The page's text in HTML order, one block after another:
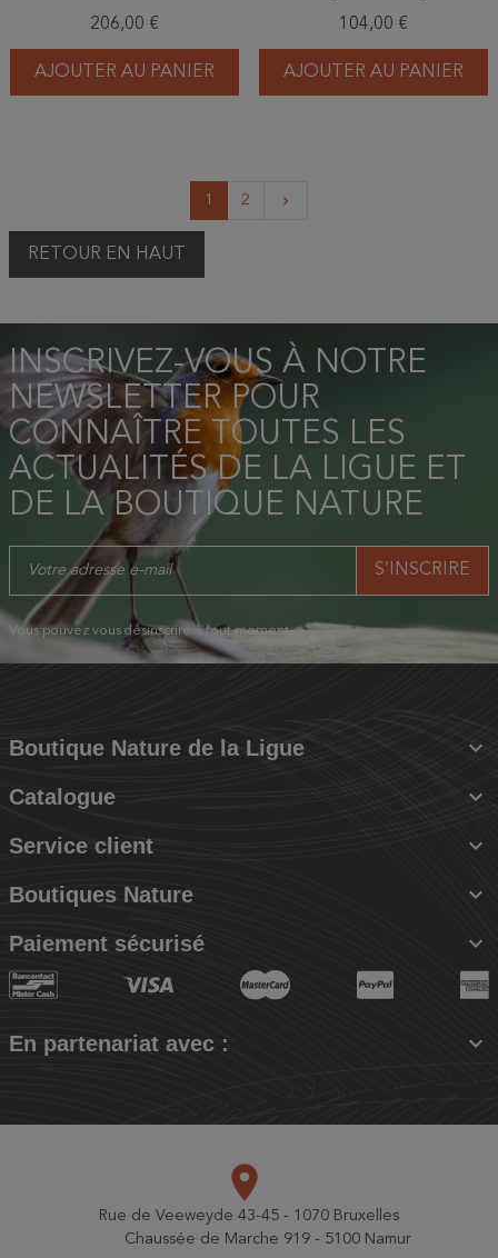
615/8)
206,00 €
AJOUTER AU PANIER
Schwegler (N°19 - 620/2)
104,00 €
AJOUTER AU PANIER
1 2 keyboard_arrow_right
RETOUR EN HAUT
INSCRIVEZ-VOUS À NOTRE
NEWSLETTER POUR
CONNAÎTRE TOUTES LES
ACTUALITÉS DE LA LIGUE ET
DE LA BOUTIQUE NATURE
Vous pouvez vous désinscrire à tout moment.
Boutique Nature de la Ligue 
Catalogue 
Service client 
Boutiques Nature 
Paiement sécurisé 
En partenariat avec : 
place
Rue de Veeweyde 43-45 - 1070 Bruxelles
Chaussée de Marche 919 - 5100 Namur